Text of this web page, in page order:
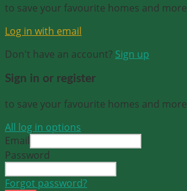
to save your favourite homes and more
Log in with email
Don't have an account? Sign up
Sign in or register
to save your favourite homes and more
All log in options
Email
Password
Forgot password?